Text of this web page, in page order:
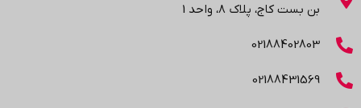
بن بست کاج، پلاک ۸، واحد 1
02188402803
02188431569